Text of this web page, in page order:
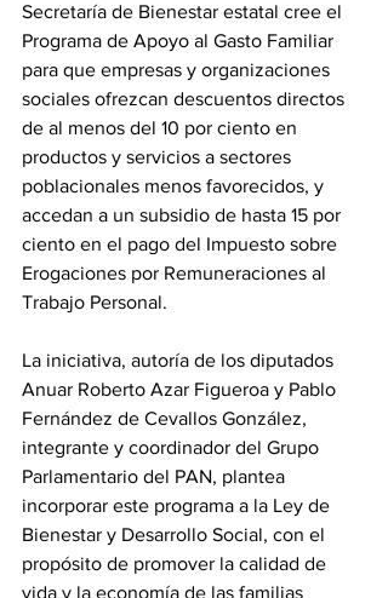
Secretaría de Bienestar estatal cree el
Programa de Apoyo al Gasto Familiar
para que empresas y organizaciones
sociales ofrezcan descuentos directos
de al menos del 10 por ciento en
productos y servicios a sectores
poblacionales menos favorecidos, y
accedan a un subsidio de hasta 15 por
ciento en el pago del Impuesto sobre
Erogaciones por Remuneraciones al
Trabajo Personal.
La iniciativa, autoría de los diputados
Anuar Roberto Azar Figueroa y Pablo
Fernández de Cevallos González,
integrante y coordinador del Grupo
Parlamentario del PAN, plantea
incorporar este programa a la Ley de
Bienestar y Desarrollo Social, con el
propósito de promover la calidad de
vida y la economía de las familias